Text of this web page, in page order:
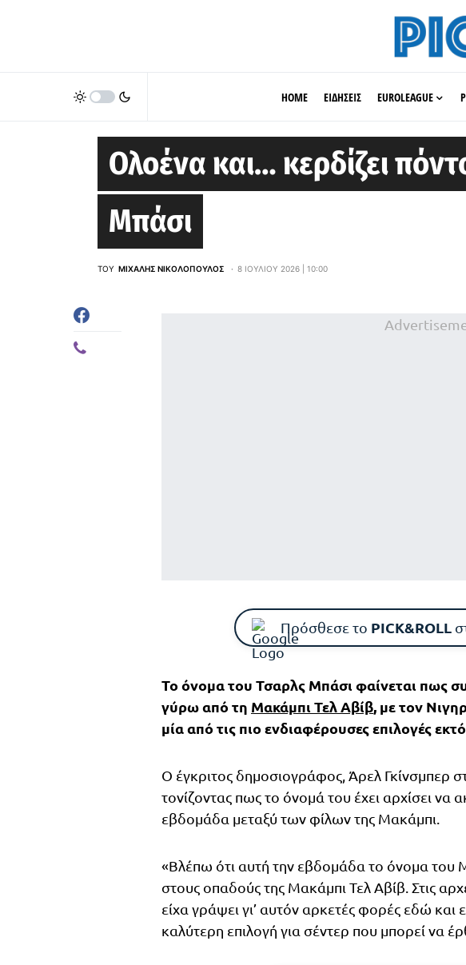
HOME ΕΙΔΗΣΕΙΣ EUROLEAGUE
Ολοένα και… κερδίζει
Μπάσι
ΤΟΥ ΜΙΧΆΛΗΣ ΝΙΚΟΛΌΠΟΥΛΟΣ 8 ΙΟΥΛΊΟΥ 2026 | 10:00
Πρόσθεσε το PICK&ROLL
Το όνομα του Τσαρλς Μπάσι φαίνεται πως
γύρω από τη Μακάμπι Τελ Αβίβ, με τον
μία από τις πιο ενδιαφέρουσες επιλογές
Ο έγκριτος δημοσιογράφος, Άρελ Γκίνσμπερ
τονίζοντας πως το όνομά του έχει αρχίσει να
εβδομάδα μεταξύ των φίλων της Μακάμπι.
«Βλέπω ότι αυτή την εβδομάδα το όνομα του
στους οπαδούς της Μακάμπι Τελ Αβίβ. Στις
είχα γράψει γι’ αυτόν αρκετές φορές εδώ και
καλύτερη επιλογή για σέντερ που μπορεί να